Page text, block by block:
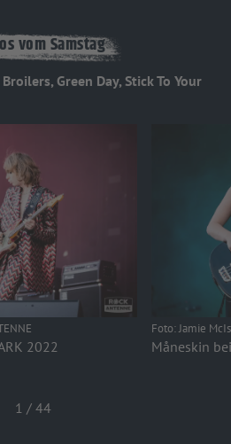
vom Samstag
Green Day, Stick To Your
2022
Foto: Jamie
Måneskin
1 / 44